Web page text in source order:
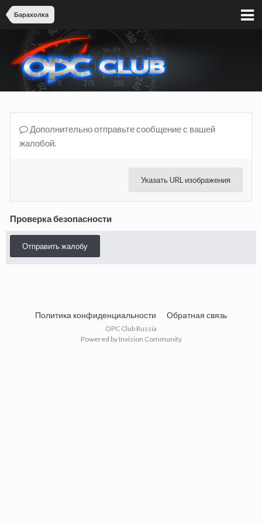
Барахолка
Дополнительно отправьте сообщение с вашей
жалобой.
Указать URL изображения
Проверка безопасности
Отправить жалобу
Политика конфиденциальности Обратная связь
OPC Club Russia
Powered by Invision Community